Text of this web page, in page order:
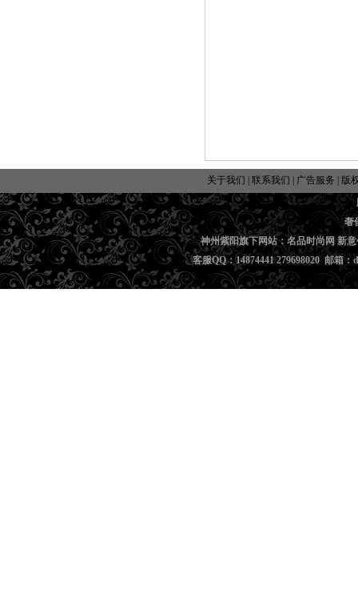
关于我们 联系我们 广告服务
版
奢
神州紫阳旗下网站：名品时尚网 新
客服QQ：14874441 279698020 邮箱